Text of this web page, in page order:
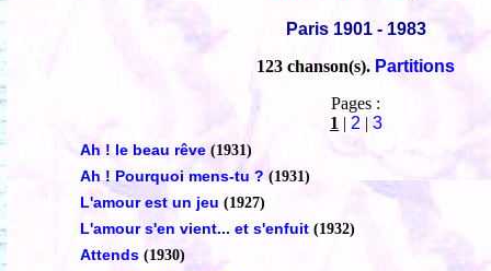
Paris 1901 - 1983
123 chanson(s). Partitions
Pages :
1 | 2 | 3
Ah ! le beau rêve (1931)
Ah ! Pourquoi mens-tu ? (1931)
L'amour est un jeu (1927)
L'amour s'en vient... et s'enfuit (1932)
Attends (1930)